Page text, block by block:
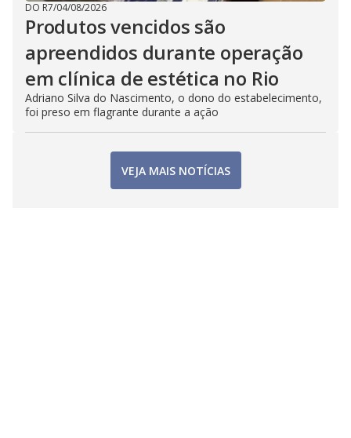
DO R7/04/08/2026
Produtos vencidos são
apreendidos durante operação
em clínica de estética no Rio
Adriano Silva do Nascimento, o dono do estabelecimento,
foi preso em flagrante durante a ação
VEJA MAIS NOTÍCIAS